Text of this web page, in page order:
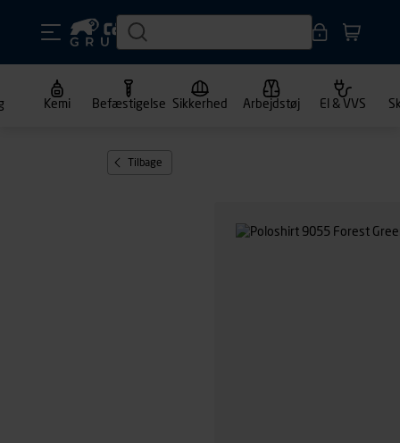
Kemi Befæstigelse Sikkerhed Arbejdstøj El & VVS
Tilbage